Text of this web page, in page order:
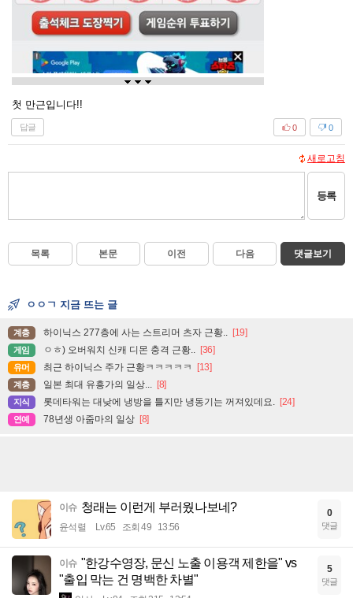
첫 만근입니다!!
답글 0
0
새로고침
등록
목록 본문 이전 다음 댓글보기
ㅇㅇㄱ 지금 뜨는 글
계층 하이닉스 277층에 사는 스트리머 츠자 근황.. [19]
게임 ㅇㅎ) 오버워치 신캐 디몬 충격 근황.. [36]
유머 최근 하이닉스 주가 근황ㅋㅋㅋㅋㅋ [13]
계층 일본 최대 유흥가의 일상... [8]
지식 롯데타워는 대낮에 냉방을 틀지만 냉동기는 꺼져있데요. [24]
연예 78년생 아줌마의 일상 [8]
이슈 청래는 이런게 부러웠나보네?
윤석렬 Lv.65 조회 49 13:56
0
댓글
이슈 "한강수영장, 문신 노출 이용객 제한을" vs
"출입 막는 건 명백한 차별"
5
댓글